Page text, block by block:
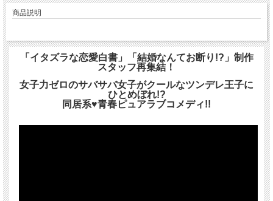
商品説明
「イタズラな恋愛白書」「結婚なんてお断り!?」制作
スタッフ再集結！
女子力ゼロのサバサバ女子がクールなツンデレ王子に
ひとめぼれ!?
同居系♥青春ピュアラブコメディ!!